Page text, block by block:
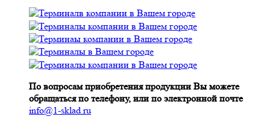
По вопросам приобретения продукции Вы можете
обращаться по телефону, или по электронной почте
info@1-sklad.ru